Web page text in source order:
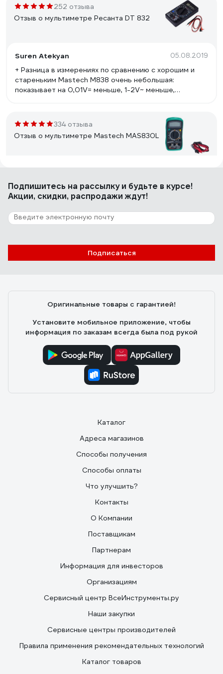
252 отзыва
Отзыв о мультиметре Ресанта DT 832
Suren Atekyan 05.08.2019
+ Разница в измерениях по сравнению с хорошим и
стареньким Mastech M838 очень небольшая:
показывает на 0,01V= меньше, 1-2V~ меньше,
провода, с щупами от Maste
334 отзыва
Отзыв о мультиметре Mastech MAS830L
Хорошо с справляется с тем, для чего сделан
70 отзывов
Подпишитесь на рассылкуи будьте в курсе!
Акции, скидки, распродажи ждут!
Подписаться
Оригинальные товары с гарантией!
Установите мобильное приложение, чтобы
информация по заказам всегда была под рукой
Каталог
Адреса магазинов
Способы получения
Способы оплаты
Что улучшить?
Контакты
О Компании
Поставщикам
Партнерам
Информация для инвесторов
Организациям
Сервисный центр ВсеИнструменты.ру
Наши закупки
Сервисные центры производителей
Правила применения рекомендательных технологий
Каталог товаров